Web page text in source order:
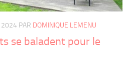
2024 PAR DOMINIQUE LEMENU
se baladent pour le